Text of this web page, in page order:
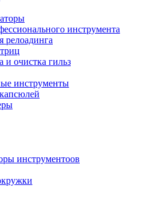
инструмента
релоадинга
и очистка гильз
инструменты
инструментоов